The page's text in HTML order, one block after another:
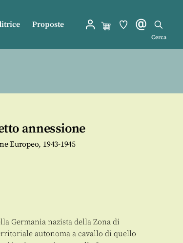
Proposte
Cerca
annessione
Europeo, 1943-1945
Germania nazista della Zona di
autonoma a cavallo di quello